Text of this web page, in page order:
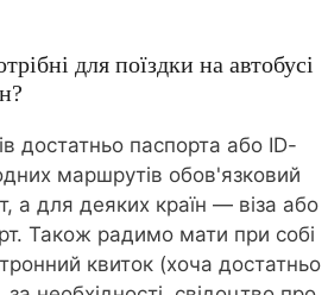
для поїздки на автобусі
достатньо паспорта або ID-
маршрутів обов'язковий
а для деяких країн — віза або
Також радимо мати при собі
квиток (хоча достатньо